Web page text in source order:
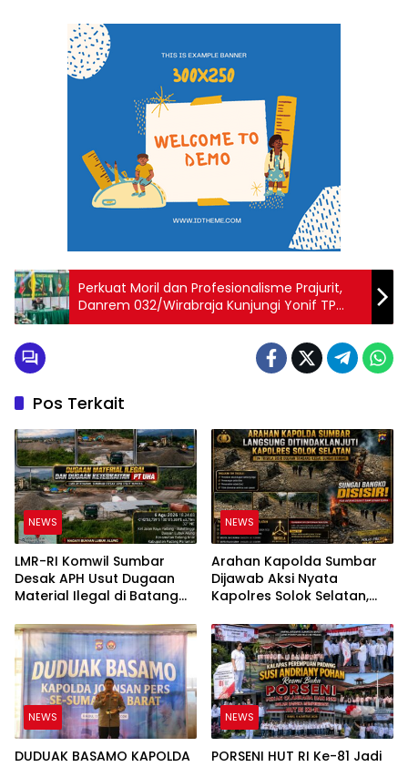
Perkuat Moril dan Profesionalisme Prajurit,
Danrem 032/Wirabraja Kunjungi Yonif TP
897/Singgalang
Pos Terkait
NEWS
LMR-RI Komwil Sumbar
Desak APH Usut Dugaan
Material Ilegal di Batang
PT UHA Diminta Diselidiki
Tuntas
NEWS
Arahan Kapolda Sumbar
Dijawab Aksi Nyata
Kapolres Solok Selatan,
Bukan Sekadar Slogan
NEWS
DUDUAK BASAMO KAPOLDA
NEWS
PORSENI HUT RI Ke-81 Jadi